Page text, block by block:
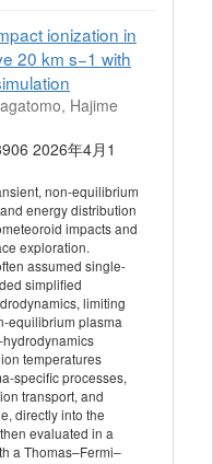
ionization in
20 km s−1 with
Hajime
2026年4月1
non-equilibrium
energy distribution
impacts and
exploration.
assumed single-
simplified
limiting
equilibrium plasma
temperatures
specific processes,
transport, and
directly into the
evaluated in a
a Thomas–Fermi–